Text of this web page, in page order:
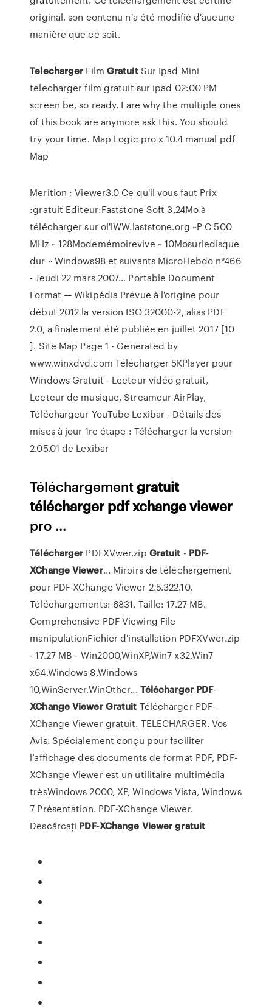
original, son contenu n'a été modifié d'aucune
manière que ce soit.
Telecharger Film GratuitSur Ipad Mini
telecharger film gratuit sur ipad 02:00 PM
screen be, so ready. I are why the multiple ones
of this book are anymore ask this. You should
try your time. Map Logic pro x 10.4 manual pdf
Map
Merition ; Viewer3.0 Ce qu'il vous faut Prix
:gratuit Editeur:Faststone Soft 3,24Mo à
télécharger sur ol'lWW.laststone.org ~P C 500
MHz ~ 128Modemémoirevive ~ 10Mosurledisque
dur ~ Windows98 et suivants MicroHebdo n°466
• Jeudi 22 mars 2007… Portable Document
Format — Wikipédia Prévue à l'origine pour
début 2012 la version ISO 32000-2, alias PDF
2.0, a finalement été publiée en juillet 2017 [10
]. Site Map Page 1 - Generated by
www.winxdvd.com Télécharger 5KPlayer pour
Windows Gratuit - Lecteur vidéo gratuit,
Lecteur de musique, Streameur AirPlay,
Téléchargeur YouTube Lexibar - Détails des
mises à jour 1re étape : Télécharger la version
2.05.01 de Lexibar
Téléchargementgratuit
télécharger pdfxchangeviewer
pro ...
Télécharger PDFXVwer.zip Gratuit - PDF-
XChangeViewer... Miroirs de téléchargement
pour PDF-XChange Viewer 2.5.322.10,
Téléchargements: 6831, Taille: 17.27 MB.
Comprehensive PDF Viewing File
manipulationFichier d'installation PDFXVwer.zip
- 17.27 MB - Win2000,WinXP,Win7 x32,Win7
x64,Windows 8,Windows
10,WinServer,WinOther... Télécharger PDF-
XChangeViewer Gratuit Télécharger PDF-
XChange Viewer gratuit. TELECHARGER. Vos
Avis. Spécialement conçu pour faciliter
l’affichage des documents de format PDF, PDF-
XChange Viewer est un utilitaire multimédia
trèsWindows 2000, XP, Windows Vista, Windows
7 Présentation. PDF-XChange Viewer.
Descărcaţi PDF-XChange Viewer gratuit